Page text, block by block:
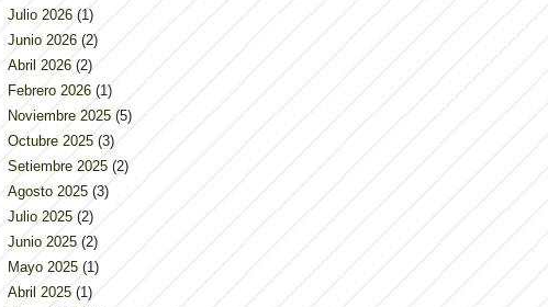
Julio 2026 (1)
Junio 2026 (2)
Abril 2026 (2)
Febrero 2026 (1)
Noviembre 2025 (5)
Octubre 2025 (3)
Setiembre 2025 (2)
Agosto 2025 (3)
Julio 2025 (2)
Junio 2025 (2)
Mayo 2025 (1)
Abril 2025 (1)